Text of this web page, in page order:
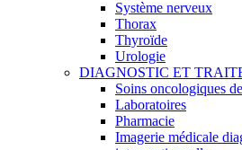
Système nerveux
Thorax
Thyroïde
Urologie
DIAGNOSTIC ET
Soins oncologiques
Laboratoires
Pharmacie
Imagerie médicale